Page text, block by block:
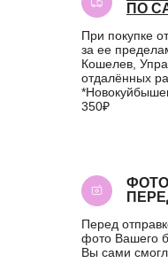
ПО
При покупке
за ее
Кошелев,
отдалённых
350₽
Перед
фото Вашего
Вы сами